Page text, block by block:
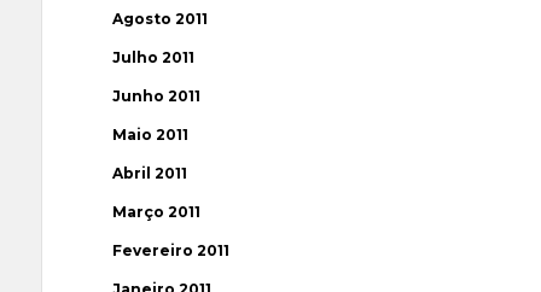
Agosto 2011
Julho 2011
Junho 2011
Maio 2011
Abril 2011
Março 2011
Fevereiro 2011